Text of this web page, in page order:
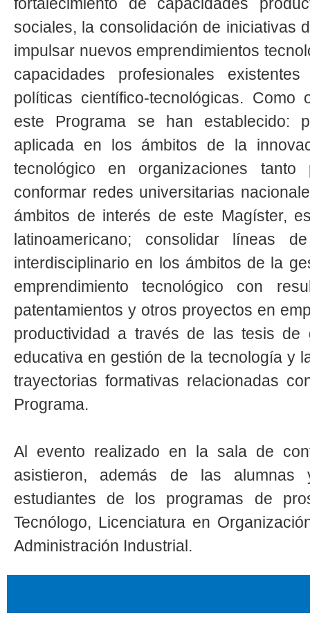
sociales, la consolidación de iniciativas
impulsar nuevos emprendimientos
capacidades profesionales
políticas científico-tecnológicas. Como
este Programa se han establecido:
aplicada en los ámbitos de la
tecnológico en organizaciones tanto
conformar redes universitarias
ámbitos de interés de este Magíster,
latinoamericano; consolidar líneas
interdisciplinario en los ámbitos de la
emprendimiento tecnológico con
patentamientos y otros proyectos en
productividad a través de las tesis de
educativa en gestión de la tecnología y
trayectorias formativas relacionadas
Programa.
Al evento realizado en la sala de
asistieron, además de las alumnas
estudiantes de los programas de
Tecnólogo, Licenciatura en
Administración Industrial.